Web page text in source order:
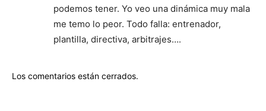
podemos tener. Yo veo una dinámica muy mala
me temo lo peor. Todo falla: entrenador,
plantilla, directiva, arbitrajes….
Los comentarios están cerrados.